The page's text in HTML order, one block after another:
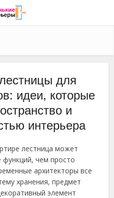
для
идеи, которые
и
интерьера
лестница может
чем просто
архитекторы все
хранения, предмет
элемент